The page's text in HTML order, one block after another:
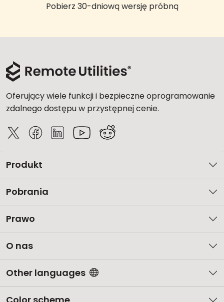
Pobierz 30-dniową wersję próbną
Oferujący wiele funkcji i bezpieczne oprogramowanie
zdalnego dostępu w przystępnej cenie.
Produkt
Pobrania
Prawo
O nas
Other languages